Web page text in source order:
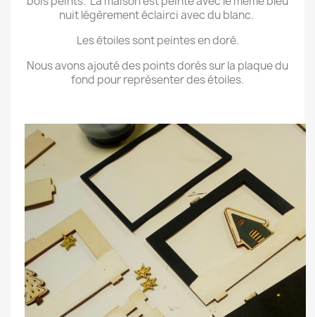
nuit légèrement éclairci avec du blanc.
Les étoiles sont peintes en doré.
Nous avons ajouté des points dorés sur la plaque du
fond pour représenter des étoiles.